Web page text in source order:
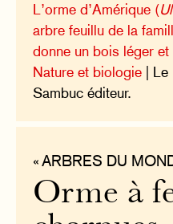
L’orme d’Amérique (
arbre feuillu de la
donne un bois léger et
Nature et biologie |
Sambuc éditeur.
« ARBRES DU
Orme à